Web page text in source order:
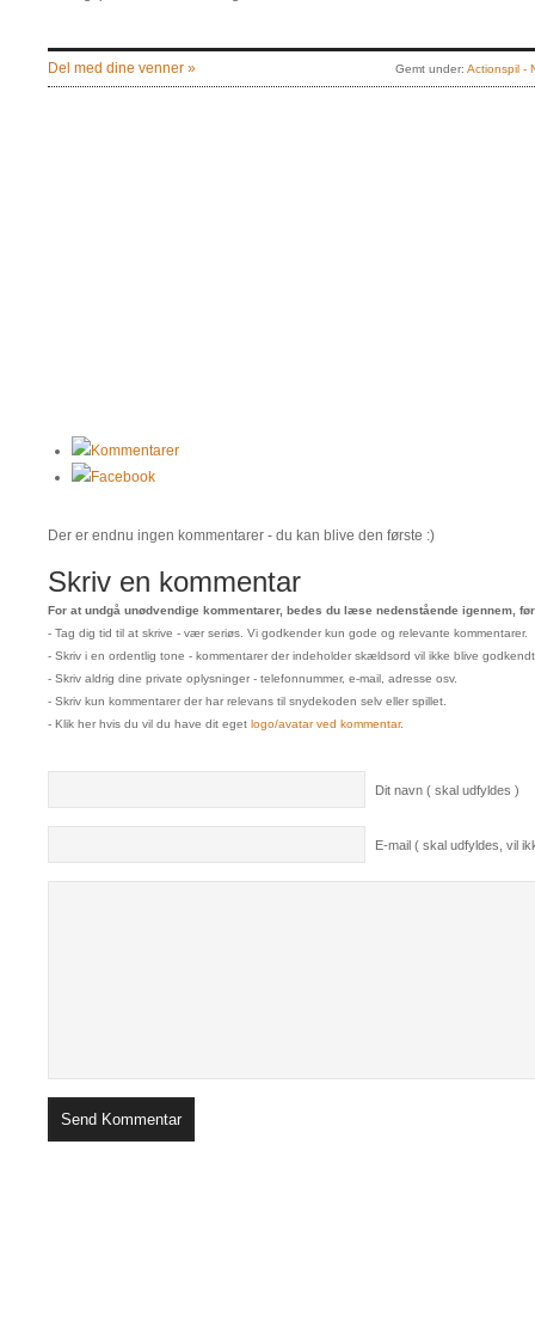
Del med dine venner » Gemt under: Actionspil -
Kommentarer
Facebook
Der er endnu ingen kommentarer - du kan blive den første :)
Skriv en kommentar
For at undgå unødvendige kommentarer, bedes du læse nedenstående igennem,
- Tag dig tid til at skrive - vær seriøs. Vi godkender kun gode og relevante kommentarer.
- Skriv i en ordentlig tone - kommentarer der indeholder skældsord vil ikke blive
- Skriv aldrig dine private oplysninger - telefonnummer, e-mail, adresse osv.
- Skriv kun kommentarer der har relevans til snydekoden selv eller spillet.
- Klik her hvis du vil du have dit eget logo/avatar ved kommentar.
Dit navn ( skal udfyldes )
E-mail ( skal udfyldes, vil